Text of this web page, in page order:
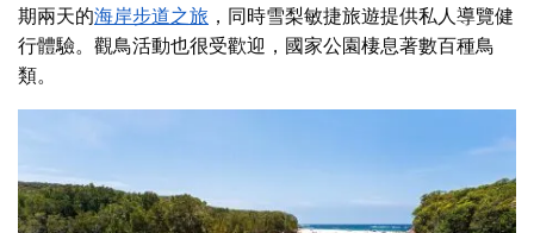
期兩天的海岸步道之旅 ，同時雪梨敏捷旅遊提供私人導覽健
行體驗。觀鳥活動也很受歡迎，國家公園棲息著數百種鳥
類。